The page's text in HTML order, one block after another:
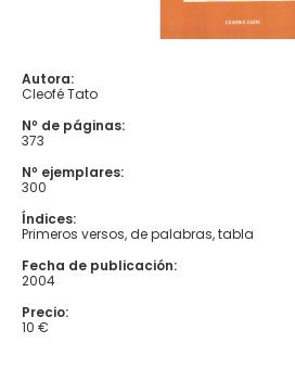
Autora:
Cleofé Tato
Nº de páginas:
373
Nº ejemplares:
300
Índices:
Primeros versos, de palabras, tabla
Fecha de publicación:
2004
Precio:
10 €